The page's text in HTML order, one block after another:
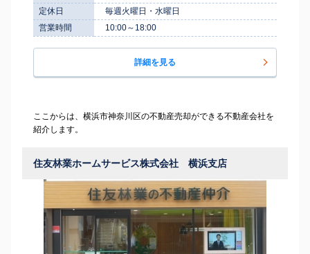
定休日
毎週火曜日・水曜日
営業時間
10:00～18:00
詳細を見る
ここからは、横浜市神奈川区の不動産売却ができる不動産会社を
紹介します。
住友林業ホームサービス株式会社 横浜支店